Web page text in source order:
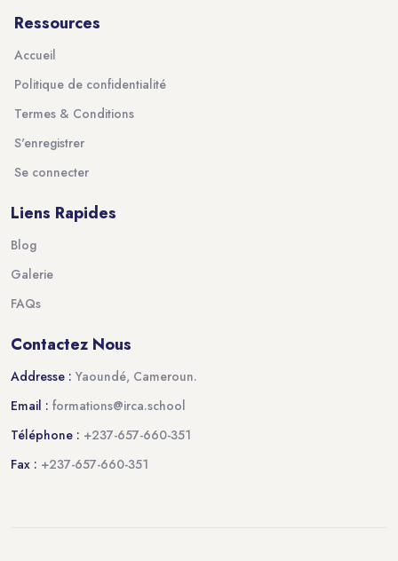
Ressources
Accueil
Politique de confidentialité
Termes & Conditions
S'enregistrer
Se connecter
Liens Rapides
Blog
Galerie
FAQs
Contactez Nous
Addresse : Yaoundé, Cameroun.
Email : formations@irca.school
Téléphone : +237-657-660-351
Fax : +237-657-660-351